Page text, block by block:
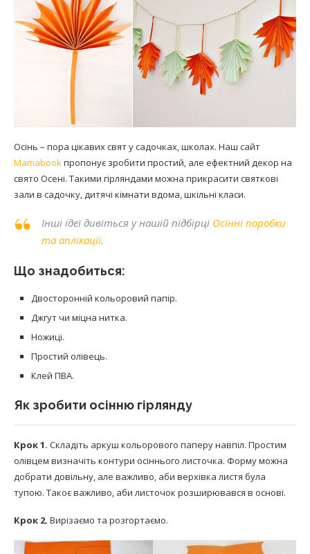
Осінь – пора цікавих свят у садочках, школах. Наш сайт
Mamabookпропонує зробити простий, але ефектний декор на
свято Осені. Такими гірляндами можна прикрасити святкові
зали в садочку, дитячі кімнати вдома, шкільні класи.
Інші ідеї дивіться у нашій підбірці Осінні поробки
та аплікації.
Що знадобиться:
Двосторонній кольоровий папір.
Джгут чи міцна нитка.
Ножиці.
Простий олівець.
Клей ПВА.
Як зробити осінню гірлянду
Крок 1. Складіть аркуш кольорового паперу навпіл. Простим
олівцем визначіть контури осіннього листочка. Форму можна
добрати довільну, але важливо, аби верхівка листя була
тупою. Такоє важливо, аби листочок розширювався в основі.
Крок 2. Вирізаємо та розгортаємо.